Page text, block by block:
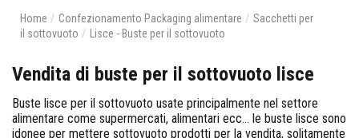
Home Confezionamento Packaging alimentare
Sacchetti per
il sottovuoto
Lisce - Buste per il sottovuoto
Vendita di buste per il sottovuoto lisce
Buste lisce per il sottovuoto usate principalmente nel settore
alimentare come supermercati, alimentari ecc... le buste lisce sono
idonee per mettere sottovuoto prodotti per la vendita, solitamente